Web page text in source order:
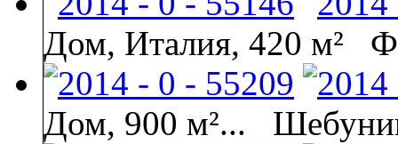
Дом, Италия, 420 м²
Дом, 900 м²...